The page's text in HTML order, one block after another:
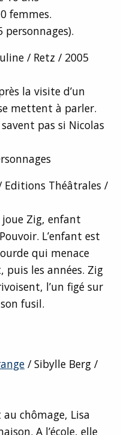
femmes.
/ Retz / 2005
la visite d’un
mettent à parler.
pas si Nicolas
Théâtrales /
Zig, enfant
L’enfant est
qui menace
puis les années. Zig
l’un figé sur
fusil.
/ Sibylle Berg /
chômage, Lisa
A l’école, elle